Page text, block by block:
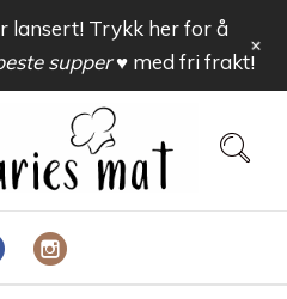
lansert! Trykk her for å
supper ♥med fri frakt!
+